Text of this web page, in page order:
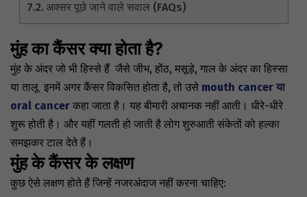
अक्सर पूछे जाने वाले सवाल (FAQs)
मुंह का कैंसर क्या होता है?
मुंह के अंदर जो भी हिस्से हैं जैसे जीभ, होंठ, मसूड़े, गाल के अंदर का हिस्सा
या तालू इनमें अगर कैंसर विकसित होता है, तो उसे mouth cancer या
oral cancer कहा जाता है। यह बीमारी अचानक नहीं आती। धीरे-धीरे
शुरू होती है। और यहीं गलती हो जाती है लोग शुरुआती संकेतों को हल्का
समझकर टाल देते हैं।
मुंह के कैंसर के लक्षण
कुछ ऐसे लक्षण होते हैं जिन्हें नजरअंदाज नहीं करना चाहिए: